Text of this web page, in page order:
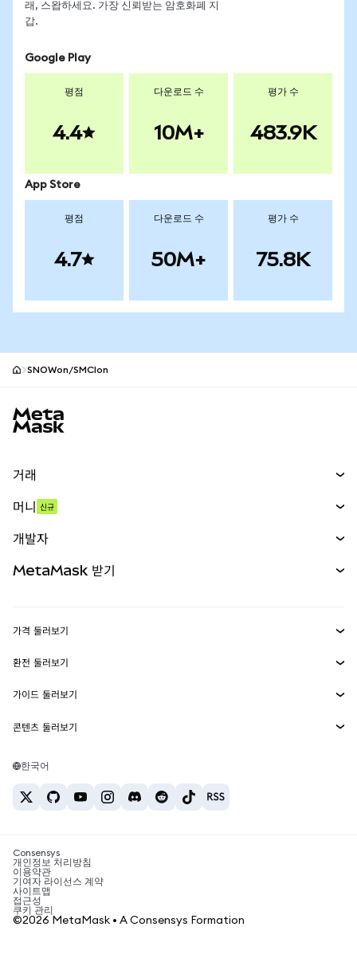
래, 스왑하세요. 가장 신뢰받는 암호화폐 지
갑.
Google Play
평점
4.4
다운로드 수
10M+
평가 수
483.9K
App Store
평점
4.7
다운로드 수
50M+
평가 수
75.8K
SNOWon/SMCIon
거래
무기한 선물
실물자산
머니 신규
개발자
MetaMask Connect
Snaps
웹3 서비스
MetaMask 받기
보안
고객 지원
채용
가격 둘러보기
이더리움 가격
솔라나 가격
테더 가격
환전 둘러보기
ETH를 USD로 환전
USDT를 INR로 환전
BTC를 INR로 환전
ETH를 USDT로 환전
가이드 둘러보기
ETH 매수
USDT 매수
SHIB 매수
BNB 매수
콘텐츠 둘러보기
솔라나 지갑
암호화폐 세금 뉴스
암호화폐 매수 방법
비트코인 매도 방법
한국어
Consensys
개인정보 처리방침
이용약관
기여자 라이선스 계약
사이트맵
접근성
쿠키 관리
©2026 MetaMask • A Consensys Formation